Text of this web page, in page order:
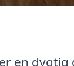
en dygtig